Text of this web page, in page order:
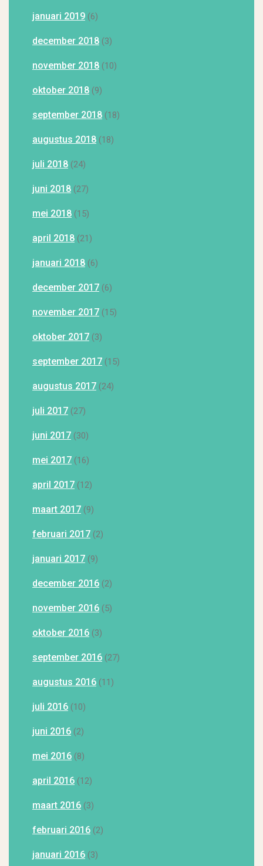
januari 2019 (6)
december 2018 (3)
november 2018 (10)
oktober 2018 (9)
september 2018 (18)
augustus 2018 (18)
juli 2018 (24)
juni 2018 (27)
mei 2018 (15)
april 2018 (21)
januari 2018 (6)
december 2017 (6)
november 2017 (15)
oktober 2017 (3)
september 2017 (15)
augustus 2017 (24)
juli 2017 (27)
juni 2017 (30)
mei 2017 (16)
april 2017 (12)
maart 2017 (9)
februari 2017 (2)
januari 2017 (9)
december 2016 (2)
november 2016 (5)
oktober 2016 (3)
september 2016 (27)
augustus 2016 (11)
juli 2016 (10)
juni 2016 (2)
mei 2016 (8)
april 2016 (12)
maart 2016 (3)
februari 2016 (2)
januari 2016 (3)